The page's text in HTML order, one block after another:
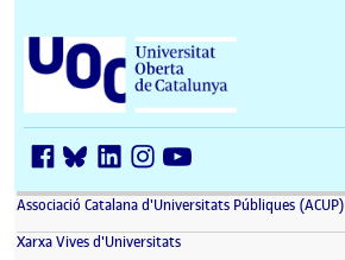
Universitat Oberta de Catalunya (UOC)
Associació Catalana d'Universitats Públiques (ACUP)
Xarxa Vives d'Universitats(se abre en nueva ventana)